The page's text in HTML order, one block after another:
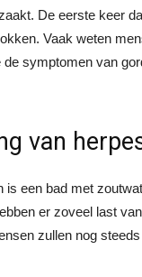
De eerste keer
Vaak weten
de symptomen van
van
is een bad met
er zoveel last
zullen nog